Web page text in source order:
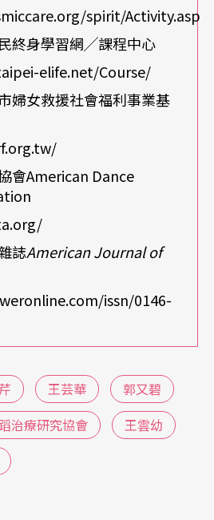
開設舞蹈治療課，郭又碧將把
察覺」及「動作觀察」上，
的程度還不錯，她希望能在
任 張中煖則表示，該系已與
於明年九月在研究所開設一
學程，由兩校共同設計藝術
九月準備先試開「藝術表達
舞蹈、美術、音樂、戲劇
藝術與醫學上的不足，擦亮
如動作分析有醫學專業的
業的「拉邦分析」兩種，光
興奮了半天，更不用說學生
spirit/Activity.asp
終身學習網╱課程中心
elife.net/Course/
婦女救援社會福利事業基
會American Dance
誌American Journal of
issn/0146-
王芸華
郭又碧
治療研究協會
王雲幼